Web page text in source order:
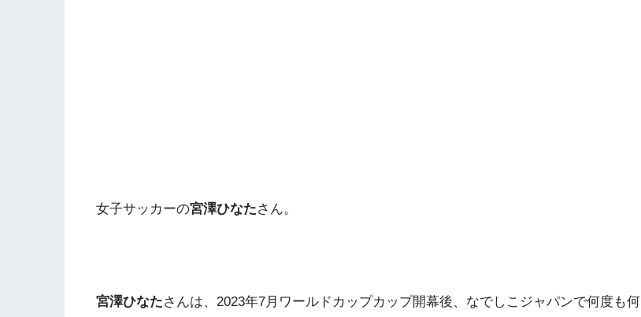
女子サッカーの宮澤ひなたさん。
宮澤ひなたさんは、2023年7月ワールドカップカップ開幕後、なでしこジャパンで何度も何